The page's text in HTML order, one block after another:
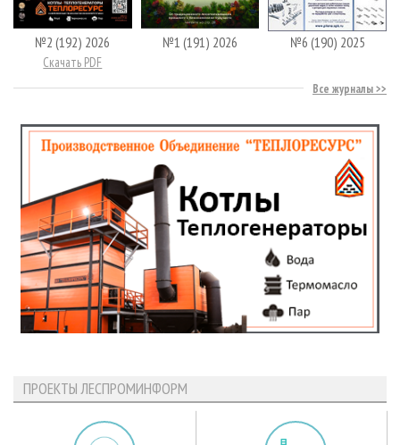
№2 (192) 2026
Скачать PDF
№1 (191) 2026 №6 (190) 2025
Все журналы
ПРОЕКТЫ ЛЕСПРОМИНФОРМ